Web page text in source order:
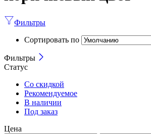
Фильтры
Сортировать по
Фильтры
Статус
Со скидкой
Рекомендуемое
В наличии
Под заказ
Цена